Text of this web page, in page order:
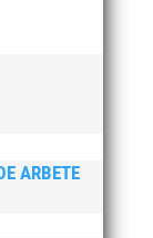
ARBETE